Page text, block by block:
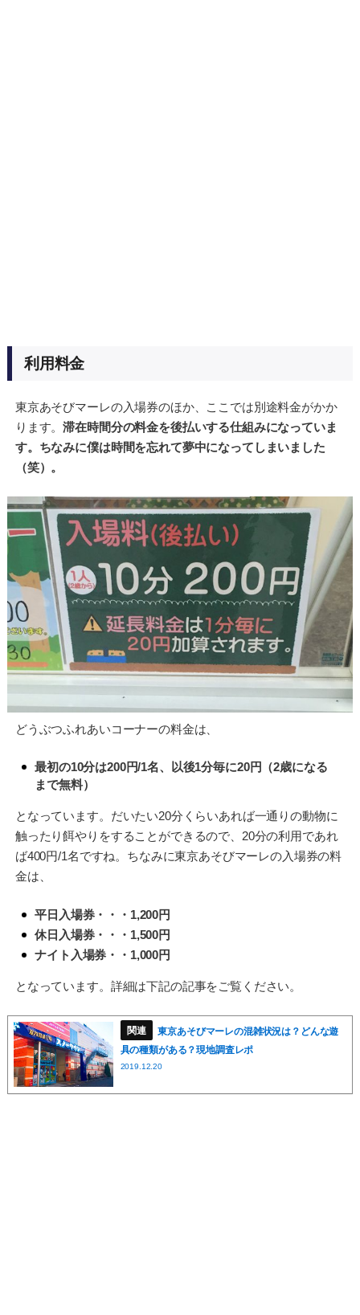
利用料金
東京あそびマーレの入場券のほか、ここでは別途料金がかか
ります。滞在時間分の料金を後払いする仕組みになっていま
す。ちなみに僕は時間を忘れて夢中になってしまいました
（笑）。
どうぶつふれあいコーナーの料金は、
最初の10分は200円/1名、以後1分毎に20円（2歳になる
まで無料）
となっています。だいたい20分くらいあれば一通りの動物に
触ったり餌やりをすることができるので、20分の利用であれ
ば400円/1名ですね。ちなみに東京あそびマーレの入場券の料
金は、
平日入場券・・・1,200円
休日入場券・・・1,500円
ナイト入場券・・1,000円
となっています。詳細は下記の記事をご覧ください。
東京あそびマーレの混雑状況は？どんな遊
具の種類がある？現地調査レポ
2019.12.20